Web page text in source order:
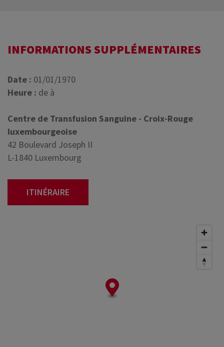
INFORMATIONS SUPPLÉMENTAIRES
Date : 01/01/1970
Heure : de à
Centre de Transfusion Sanguine - Croix-Rouge
luxembourgeoise
42 Boulevard Joseph II
L-1840 Luxembourg
ITINÉRAIRE